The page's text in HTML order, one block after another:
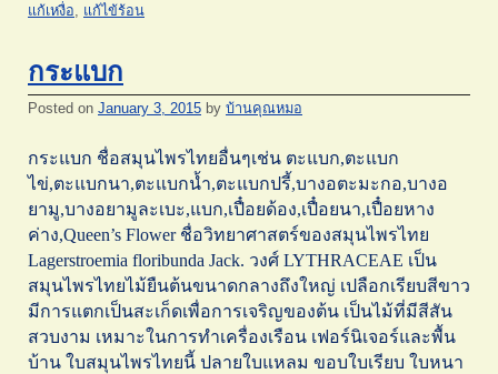
แก้เหงื่อ, แก้ไข้ร้อน
กระแบก
Posted on January 3, 2015 by บ้านคุณหมอ
กระแบก ชื่อสมุนไพรไทยอื่นๆเช่น ตะแบก,ตะแบก
ไข่,ตะแบกนา,ตะแบกน้ำ,ตะแบกปรี้,บางอตะมะกอ,บางอ
ยามู,บางอยามูละเบะ,แบก,เปื๋อยด้อง,เปื๋อยนา,เปื๋อยหาง
ค่าง,Queen’s Flower ชื่อวิทยาศาสตร์ของสมุนไพรไทย
Lagerstroemia floribunda Jack. วงศ์ LYTHRACEAE เป็น
สมุนไพรไทยไม้ยืนต้นขนาดกลางถึงใหญ่ เปลือกเรียบสีขาว
มีการแตกเป็นสะเก็ดเพื่อการเจริญของต้น เป็นไม้ที่มีสีสัน
สวบงาม เหมาะในการทำเครื่องเรือน เฟอร์นิเจอร์และพื้น
บ้าน ใบสมุนไพรไทยนี้ ปลายใบแหลม ขอบใบเรียบ ใบหนา